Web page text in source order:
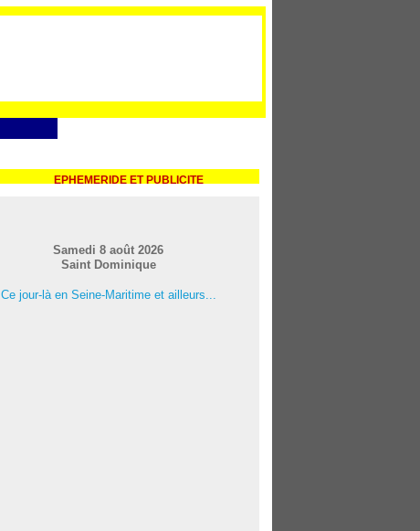
EPHEMERIDE ET PUBLICITE
Samedi 8 août 2026
Saint Dominique
Ce jour-là en Seine-Maritime et ailleurs...